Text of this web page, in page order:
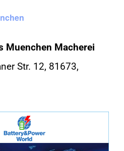
Muenchen Macherei
Str. 12, 81673,